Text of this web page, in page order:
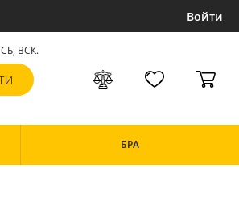
Войти
СБ, ВСК.
БРА